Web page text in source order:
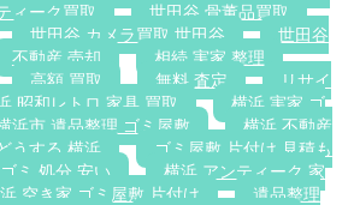
ィーク買取
世田谷 骨董品買取
世田谷 カメラ買取 世田谷
世田谷
不動産 売却
相続 実家 整理
高額 買取 無料 査定
リサイ
昭和レトロ 家具 買取
横浜 実家 ゴ
浜市 遺品整理 ゴミ屋敷
横浜 不動産
うする 横浜
ゴミ屋敷 片付け 見積も
ミ 処分 安い
横浜 アンティーク 家
空き家 ゴミ屋敷 片付け
遺品整理